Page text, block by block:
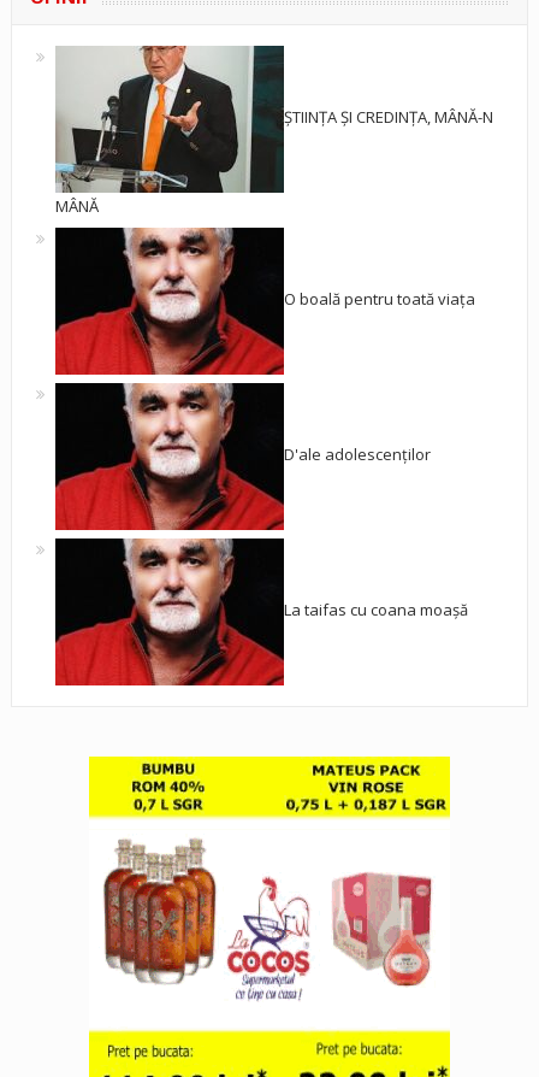
ȘTIINȚA ȘI CREDINȚA, MÂNĂ-N
MÂNĂ
O boală pentru toată viața
D'ale adolescenților
La taifas cu coana moașă